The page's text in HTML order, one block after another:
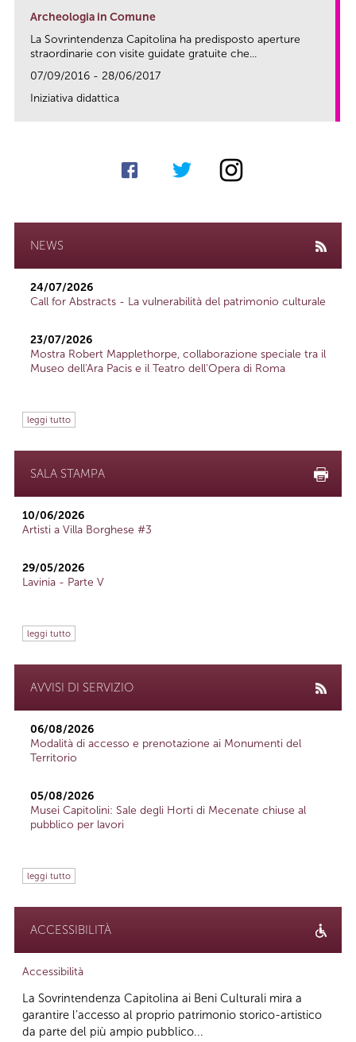
Archeologia in Comune
La Sovrintendenza Capitolina ha predisposto aperture
straordinarie con visite guidate gratuite che...
07/09/2016 - 28/06/2017
Iniziativa didattica
NEWS
24/07/2026
Call for Abstracts - La vulnerabilità del patrimonio culturale
23/07/2026
Mostra Robert Mapplethorpe, collaborazione speciale tra il
Museo dell'Ara Pacis e il Teatro dell'Opera di Roma
leggi tutto
SALA STAMPA
10/06/2026
Artisti a Villa Borghese #3
29/05/2026
Lavinia - Parte V
leggi tutto
AVVISI DI SERVIZIO
06/08/2026
Modalità di accesso e prenotazione ai Monumenti del
Territorio
05/08/2026
Musei Capitolini: Sale degli Horti di Mecenate chiuse al
pubblico per lavori
leggi tutto
ACCESSIBILITÀ
Accessibilità
La Sovrintendenza Capitolina ai Beni Culturali mira a
garantire l’accesso al proprio patrimonio storico-artistico
da parte del più ampio pubblico...